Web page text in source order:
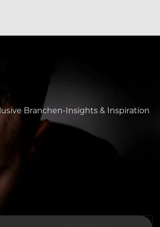
Branchen-Insights & Inspiration